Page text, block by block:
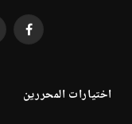
فيسبوك
اختيارات المحررين